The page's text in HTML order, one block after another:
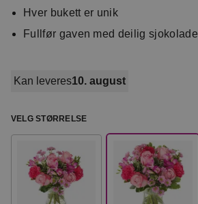
Hver bukett er unik
Fullfør gaven med deilig sjokolade
Kan leveres10. august
VELG STØRRELSE